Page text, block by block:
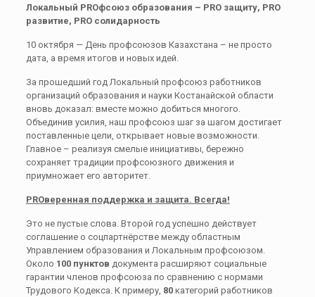
Локальный PROфсоюз образования – PRO защиту, PRO
развитие, PRO солидарность
10 октября — День профсоюзов Казахстана – не просто
дата, а время итогов и новых идей.
За прошедший год Локальный профсоюз работников
организаций образования и науки Костанайской области
вновь доказал: вместе можно добиться многого.
Объединив усилия, наш профсоюз шаг за шагом достигает
поставленные цели, открывает новые возможности.
Главное – реализуя смелые инициативы, бережно
сохраняет традиции профсоюзного движения и
приумножает его авторитет.
PROверенная поддержка и защита. Всегда!
Это не пустые слова. Второй год успешно действует
соглашение о соцпартнёрстве между областным
Управлением образования и Локальным профсоюзом.
Около 100 пунктов документа расширяют социальные
гарантии членов профсоюза по сравнению с нормами
Трудового Кодекса. К примеру, 80 категорий работников